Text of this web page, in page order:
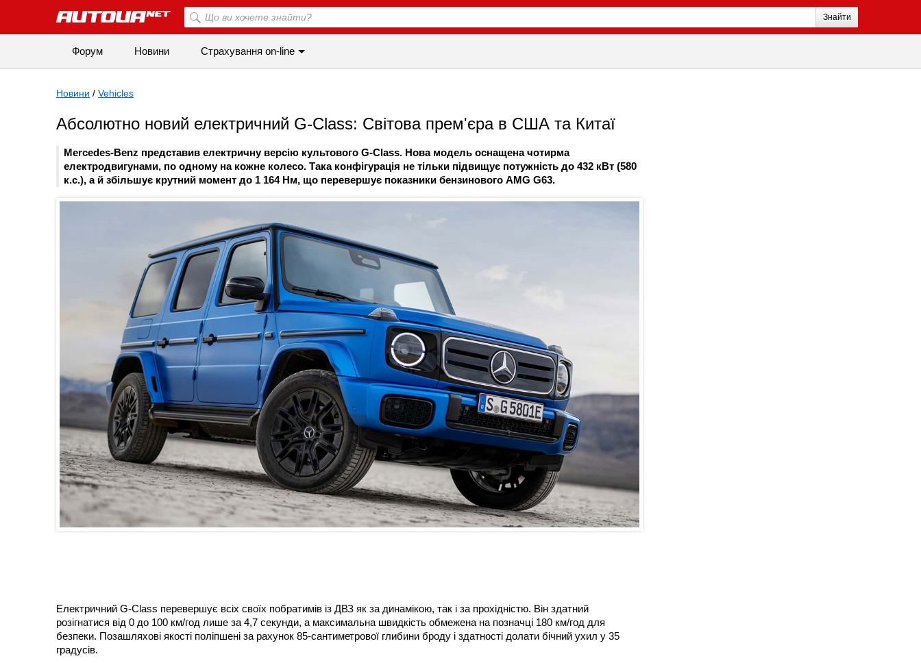
Знайти
Форум Новини Страхування on-line
Новини / Vehicles
Абсолютно новий електричний G-Class: Світова прем'єра в США та Китаї
Mercedes-Benz представив електричну версію культового G-Class. Нова модель оснащена чотирма
електродвигунами, по одному на кожне колесо. Така конфігурація не тільки підвищує потужність до 432 кВт (580
к.с.), а й збільшує крутний момент до 1 164 Нм, що перевершує показники бензинового AMG G63.
Електричний G-Class перевершує всіх своїх побратимів із ДВЗ як за динамікою, так і за прохідністю. Він здатний
розігнатися від 0 до 100 км/год лише за 4,7 секунди, а максимальна швидкість обмежена на позначці 180 км/год для
безпеки. Позашляхові якості поліпшені за рахунок 85-сантиметрової глибини броду і здатності долати бічний ухил у 35
градусів.